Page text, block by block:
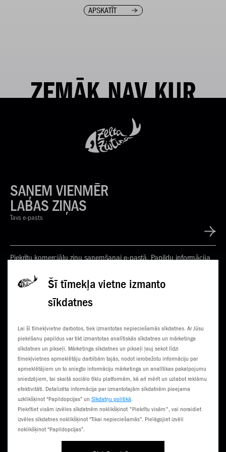
Šī tīmekļa vietne izmanto
sīkdatnes
Lai šī tīmekļvietne darbotos, tiek izmantotas nepieciešamās sīkdatnes. Ar Jūsu
piekrišanu papildus var tikt izmantotas analītiskās sīkdatnes un mārketinga
sīkdatnes un pikseļi. Mārketinga sīkdatnes un pikseļi ļauj sekot līdzi
tīmekļvietnes apmeklētāju darbībām tajās, nodot ierobežotu informāciju par
apmeklētājiem un to sniegto informāciju mārketinga un analītikas pakalpojumu
sniedzējiem, tai skaitā sociālo tīklu platformām, kā arī mērīt un uzlabot reklāmu
efektivitāti. Detalizēta informācija par izmantotajām sīkdatnēm pieejama
uzklikšķinot “Papildopcijas” un Sīkdatņu politikā.
Piekrītiet visām izvēles sīkdatnēm noklikšķinot "Piekrītu visām", vai noraidiet
izvēles sīkdatnes noklikšķinot “Tikai nepieciešamās”. Pielāgojiet izvēli
noklikšķinot “Papildopcijas”.
APSKATĪT
ZEMĀK NAV KUR
SAŅEM VIENMĒR
LABAS ZIŅAS
Tavs e-pasts
Piekrītu komerciālu ziņu saņemšanai e-pastā. Papildu informācija
KLIENTU CENTRI
SŪTI SMS
ČEMPIONĀTS
3G NORIETS
TŪRISTIEM